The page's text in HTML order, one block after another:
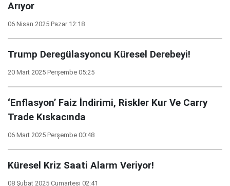
Arıyor
06 Nisan 2025 Pazar 12:18
Trump Deregülasyoncu Küresel Derebeyi!
20 Mart 2025 Perşembe 05:25
‘Enflasyon’ Faiz İndirimi, Riskler Kur Ve Carry
Trade Kıskacında
06 Mart 2025 Perşembe 00:48
Küresel Kriz Saati Alarm Veriyor!
08 Şubat 2025 Cumartesi 02:41